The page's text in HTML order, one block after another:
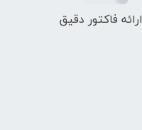
ارائه فاکتور دقیق